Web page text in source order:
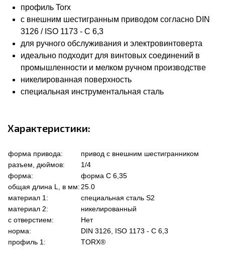
профиль Torx
с внешним шестигранным приводом согласно DIN
3126 / ISO 1173 - C 6,3
для ручного обслуживания и электровинтоверта
идеально подходит для винтовых соединений в
промышленности и мелком ручном производстве
никелированная поверхность
специальная инструментальная сталь
Характеристики:
форма привода:
привод с внешним шестигранником
разъем, дюймов:
1/4
форма:
форма C 6,35
общая длина L, в мм: 25.0
материал 1:
специальная сталь S2
материал 2:
никелированный
с отверстием:
Нет
норма:
DIN 3126, ISO 1173 - C 6,3
профиль 1:
TORX®